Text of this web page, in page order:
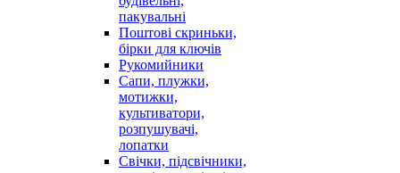
пакувальні
Поштові скриньки,
бірки для ключів
Рукомийники
Сапи, плужки,
мотижки,
культиватори,
розпушувачі,
лопатки
Свічки, підсвічники,